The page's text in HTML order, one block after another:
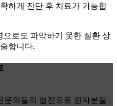
하게 진단 후 치료가 가능합
으로도 파악하기 못한 질환 상
합니다.
문의들의 협진으로 환자분들